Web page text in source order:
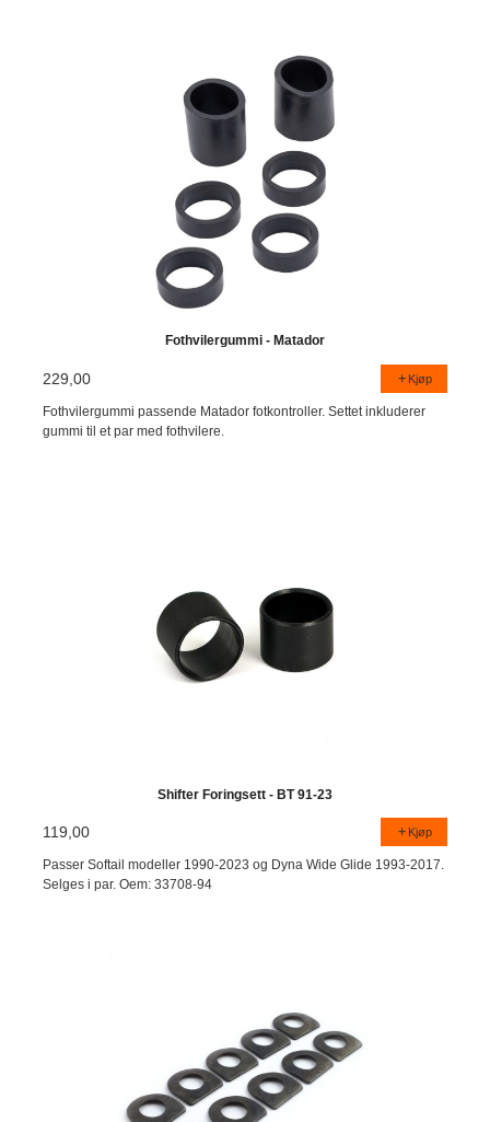
Fothvilergummi - Matador
229,00 Kjøp
Fothvilergummi passende Matador fotkontroller. Settet inkluderer
gummi til et par med fothvilere.
Shifter Foringsett - BT 91-23
119,00 Kjøp
Passer Softail modeller 1990-2023 og Dyna Wide Glide 1993-2017.
Selges i par. Oem: 33708-94